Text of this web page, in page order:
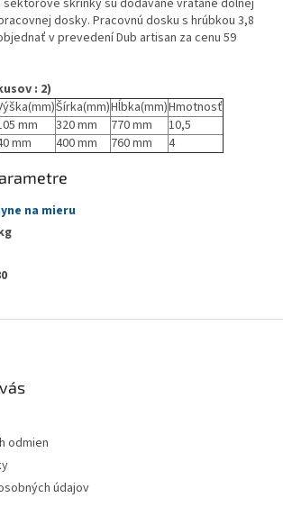
skrinky sú dodávané vrátane dolnej
dosky. Pracovnú dosku s hrúbkou 3,8
v prevedení Dub artisan za cenu 59
: 2)
Šírka(mm)Hĺbka(mm)Hmotnosť
mm 320 mm 770 mm
10,5
mm 400 mm 760 mm 4
na mieru
odmien
údajov